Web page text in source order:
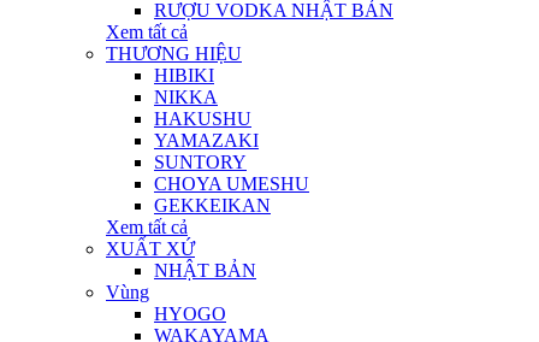
RƯỢU VODKA NHẬT BẢN
Xem tất cả
THƯƠNG HIỆU
HIBIKI
NIKKA
HAKUSHU
YAMAZAKI
SUNTORY
CHOYA UMESHU
GEKKEIKAN
Xem tất cả
XUẤT XỨ
NHẬT BẢN
Vùng
HYOGO
WAKAYAMA